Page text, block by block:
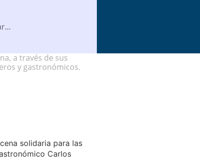
a través de sus
y gastronómicos.
solidaria para las
Carlos